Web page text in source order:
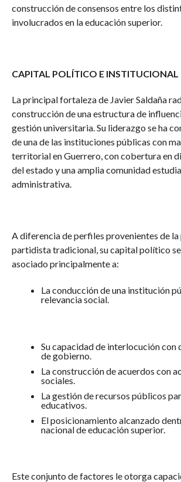
construcción de consensos entre los
involucrados en la educación superior.
CAPITAL POLÍTICO E INSTITUCIONAL
La principal fortaleza de Javier Saldaña
construcción de una estructura de
gestión universitaria. Su liderazgo se ha
de una de las instituciones públicas con
territorial en Guerrero, con cobertura en
del estado y una amplia comunidad
administrativa.
A diferencia de perfiles provenientes de
partidista tradicional, su capital político
asociado principalmente a:
La conducción de una institución
relevancia social.
Su capacidad de interlocución con
de gobierno.
La construcción de acuerdos con
sociales.
La gestión de recursos públicos
educativos.
El posicionamiento alcanzado
nacional de educación superior.
Este conjunto de factores le otorga